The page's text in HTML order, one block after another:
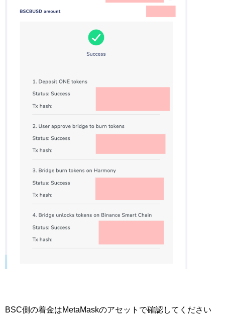
BSC側の着金はMetaMaskのアセットで確認してください